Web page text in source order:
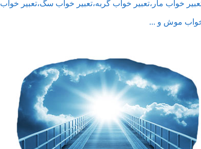
خواب مار،تعبیر خواب گربه،تعبیر خواب سگ،تعبیر خواب
خواب موش و ...